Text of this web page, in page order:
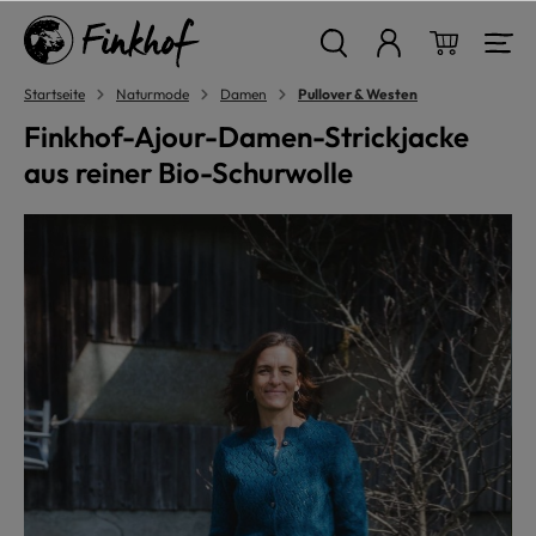
springen
Startseite Naturmode Damen Pullover & Westen
Finkhof-Ajour-Damen-Strickjacke
aus reiner Bio-Schurwolle
Bildergalerie überspringen